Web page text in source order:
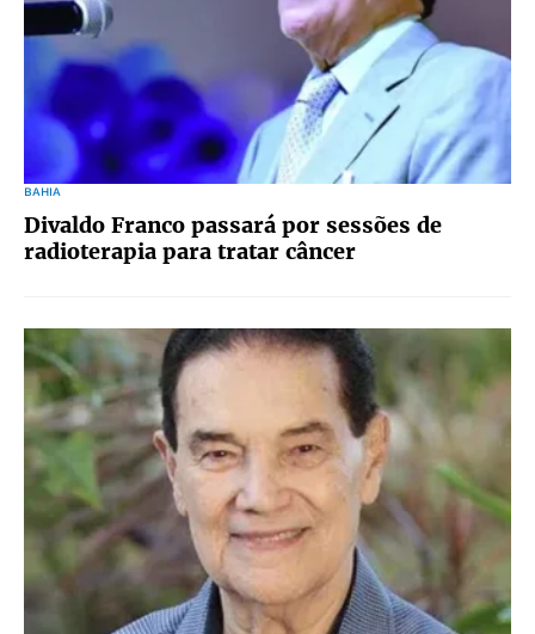
BAHIA
Divaldo Franco passará por sessões de
radioterapia para tratar câncer